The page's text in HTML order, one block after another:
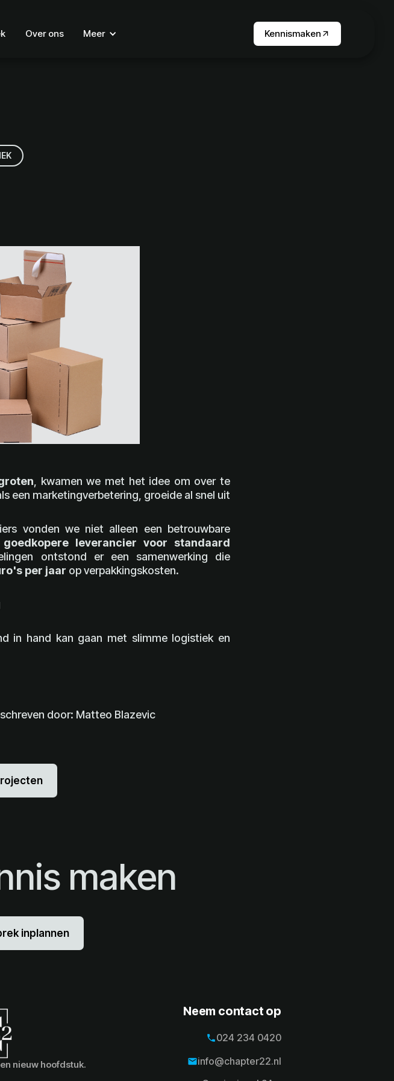
Over ons Meer Kennismaken arrow_outward
, kwamen we met het idee om over te
een marketingverbetering, groeide al snel uit
vonden we niet alleen een betrouwbare
goedkopere leverancier voor standaard
ontstond er een samenwerking die
per jaar op verpakkingskosten.
in hand kan gaan met slimme logistiek en
door: Matteo Blazevic
maken
inplannen
nieuw hoofdstuk.
Neem contact op
phone024 234 0420
024 234 0420
emailinfo@chapter22.nl
info@chapter22.nl